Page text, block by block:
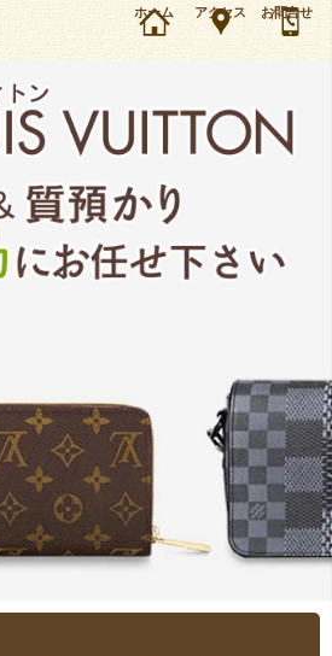
ン モノグラム ロックイット ホリゾンタル M40104を7万
ィトン バッグ・財布の買取＆質預かり・質入れは大阪・
2025年12月時点の価格です）
ホーム アクセス お問合せ